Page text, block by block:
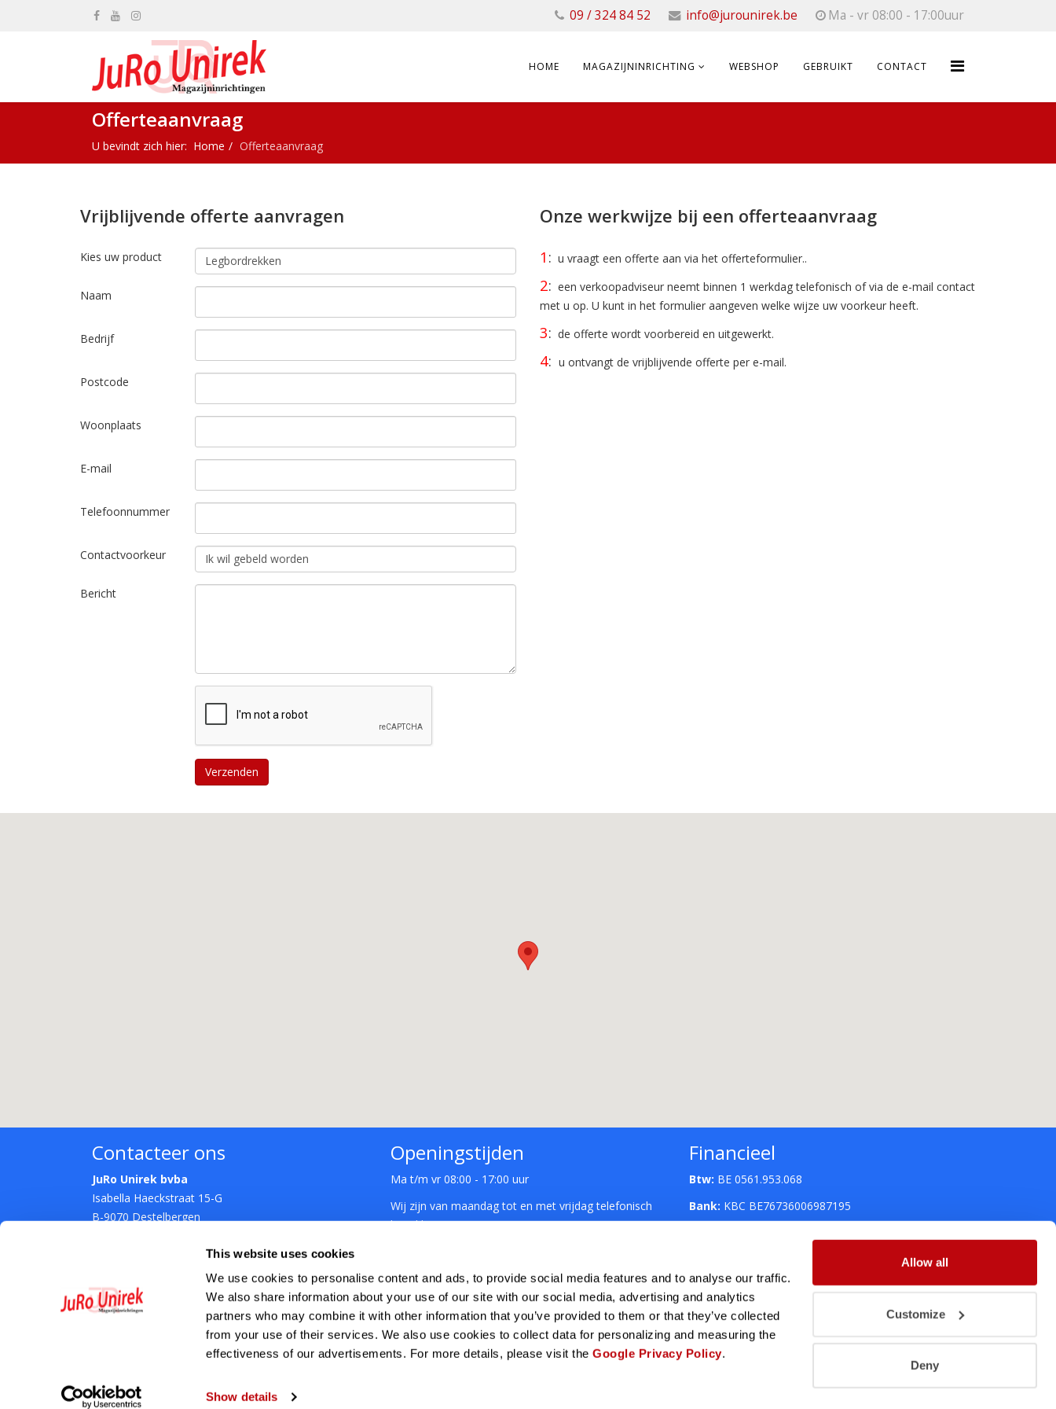
This website uses cookies
We use cookies to personalise content and ads, to provide social media features and to analyse our traffic.
We also share information about your use of our site with our social media, advertising and analytics
partners who may combine it with other information that you’ve provided to them or that they’ve collected
from your use of their services. We also use cookies to collect data for personalizing and measuring the
effectiveness of our advertisements. For more details, please visit theGoogle Privacy Policy.
Show details
Allow all
Customize
Deny
09 / 324 84 52 info@jurounirek.be Ma - vr 08:00 - 17:00uur
HOME MAGAZIJNINRICHTING WEBSHOP GEBRUIKT CONTACT
Offerteaanvraag
U bevindt zich hier: Home Offerteaanvraag
Vrijblijvende offerte aanvragen
Kies uw product
Naam
Bedrijf
Postcode
Woonplaats
E-mail
Telefoonnummer
Contactvoorkeur
Bericht
Verzenden
Onze werkwijze bij een offerteaanvraag
1 : u vraagt een offerte aan via het offerteformulier..
2: een verkoopadviseur neemt binnen 1 werkdag telefonisch of via de e-mail contact
met u op. U kunt in het formulier aangeven welke wijze uw voorkeur heeft.
3: de offerte wordt voorbereid en uitgewerkt.
4: u ontvangt de vrijblijvende offerte per e-mail.
Contacteer ons
JuRo Unirek bvba
Isabella Haeckstraat 15-G
B-9070 Destelbergen
Openingstijden
Ma t/m vr 08:00 - 17:00 uur
Wij zijn van maandag tot en met vrijdag telefonisch
bereikbaar van 08:00 uur tot 17:00 uur
Financieel
Btw: BE 0561.953.068
Bank: KBC BE76736006987195